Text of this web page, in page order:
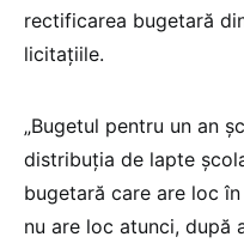
rectificarea bugetară
licitațiile.
„Bugetul pentru un an
distribuția de lapte
bugetară care are loc
nu are loc atunci, după